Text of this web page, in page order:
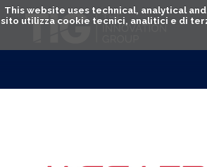
This website uses technical, analytical
sito utilizza cookie tecnici, analitici e di